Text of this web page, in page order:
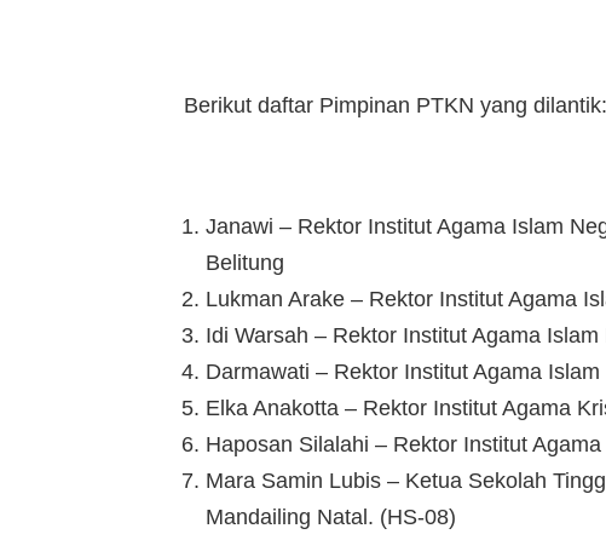
Berikut daftar Pimpinan PTKN yang dilantik:
Janawi – Rektor Institut Agama Islam
Belitung
Lukman Arake – Rektor Institut Agama
Idi Warsah – Rektor Institut Agama
Darmawati – Rektor Institut Agama
Elka Anakotta – Rektor Institut Agama
Haposan Silalahi – Rektor Institut
Mara Samin Lubis – Ketua Sekolah
Mandailing Natal. (HS-08)